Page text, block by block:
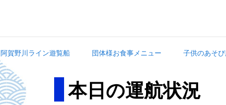
阿賀野川ライン遊覧船 団体様お食事メニュー 子供のあそび
本日の運航状況